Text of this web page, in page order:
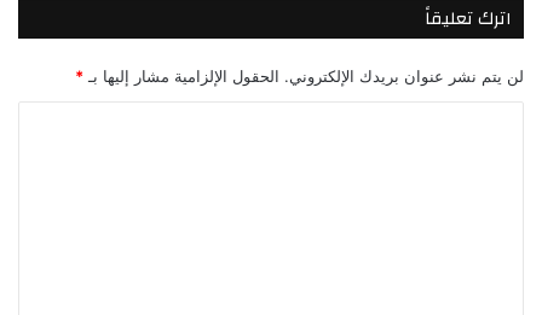
اترك تعليقاً
لن يتم نشر عنوان بريدك الإلكتروني. الحقول الإلزامية مشار إليها بـ *